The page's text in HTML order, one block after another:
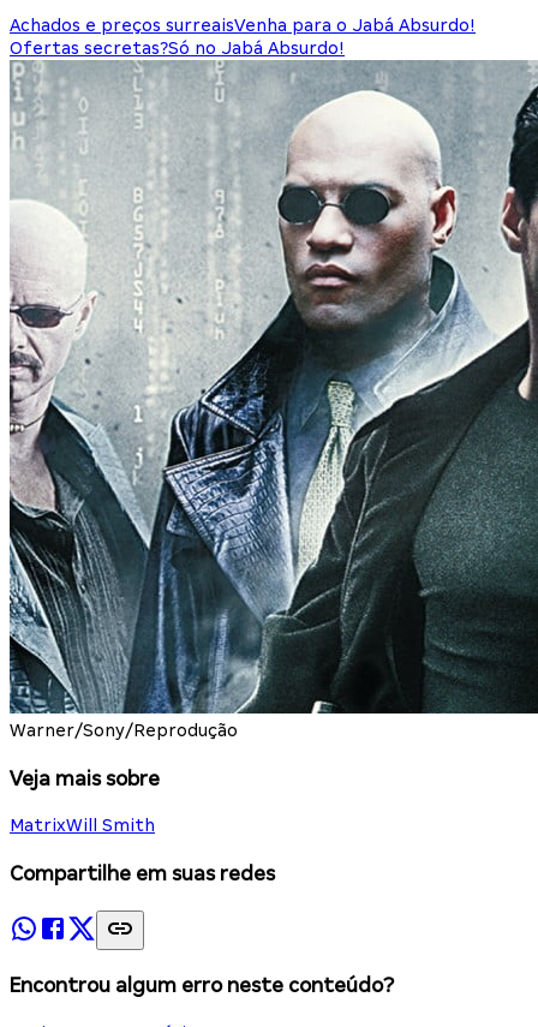
Achados e preços surreaisVenha para o Jabá Absurdo!
Ofertas secretas?Só no Jabá Absurdo!
Warner/Sony/Reprodução
Veja mais sobre
MatrixWill Smith
Compartilhe em suas redes
Encontrou algum erro neste conteúdo?